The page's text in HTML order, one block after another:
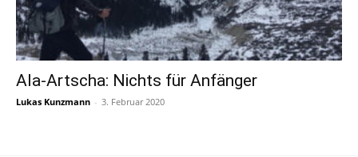
Ala-Artscha: Nichts für Anfänger
Lukas Kunzmann - 3. Februar 2020